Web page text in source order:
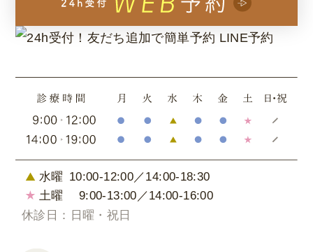
水曜 10:00-12:00／14:00-18:30
土曜
9:00-13:00／14:00-16:00
休診日：日曜・祝日